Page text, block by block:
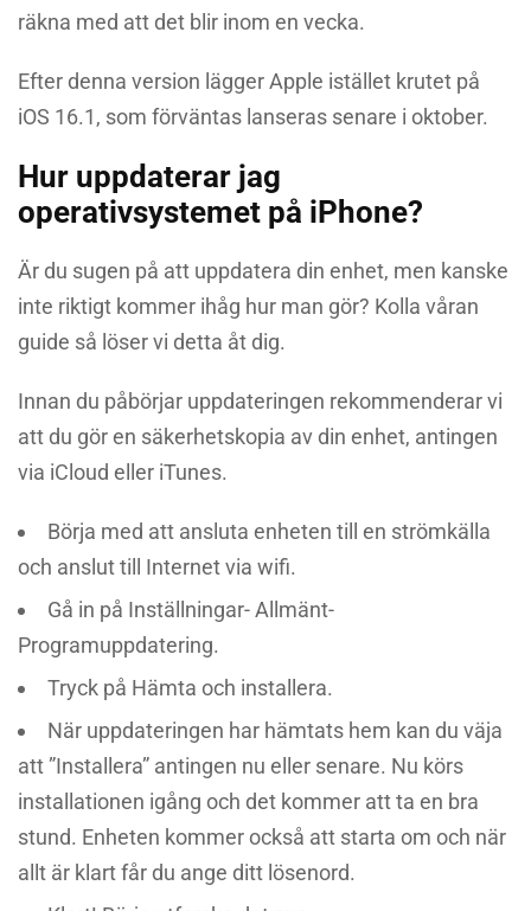
räkna med att det blir inom en vecka.
Efter denna version lägger Apple istället krutet på
iOS 16.1, som förväntas lanseras senare i oktober.
Hur uppdaterar jag
operativsystemet på iPhone?
Är du sugen på att uppdatera din enhet, men kanske
inte riktigt kommer ihåg hur man gör? Kolla våran
guide så löser vi detta åt dig.
Innan du påbörjar uppdateringen rekommenderar vi
att du gör en säkerhetskopia av din enhet, antingen
via iCloud eller iTunes.
Börja med att ansluta enheten till en strömkälla
och anslut till Internet via wifi.
Gå in på Inställningar- Allmänt-
Programuppdatering.
Tryck på Hämta och installera.
När uppdateringen har hämtats hem kan du väja
att ”Installera” antingen nu eller senare. Nu körs
installationen igång och det kommer att ta en bra
stund. Enheten kommer också att starta om och när
allt är klart får du ange ditt lösenord.